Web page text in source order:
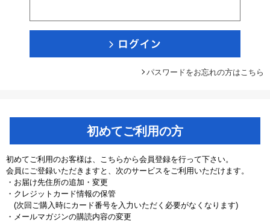
パスワードをお忘れの方はこちら
初めてご利用の方
初めてご利用のお客様は、こちらから会員登録を行って下さい。
会員にご登録いただきますと、次のサービスをご利用いただけます。
・お届け先住所の追加・変更
・クレジットカード情報の保管
(次回ご購入時にカード番号を入力いただく必要がなくなります)
・メールマガジンの購読内容の変更